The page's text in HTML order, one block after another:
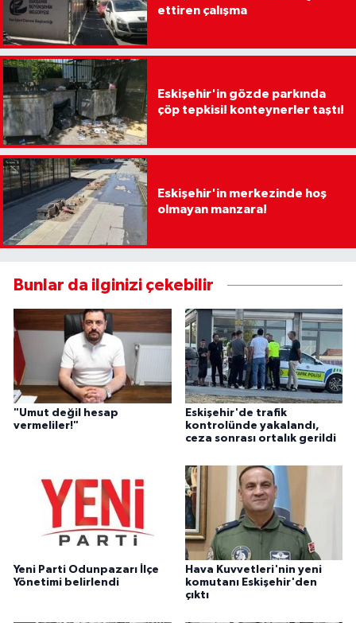
ettiren çalışma
Eskişehir'in gözde parkında
çöp tepkisi! konteynerler taştı!
Eskişehir'in merkezinde hoş
olmayan manzara!
Bunlar da ilginizi çekebilir
"Umut değil hesap
vermeliler!"
Eskişehir'de trafik
kontrolünde yakalandı,
ceza sonrası ortalık gerildi
Yeni Parti Odunpazarı İlçe
Yönetimi belirlendi
Hava Kuvvetleri'nin yeni
komutanı Eskişehir'den
çıktı